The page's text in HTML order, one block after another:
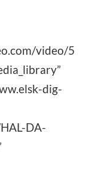
video/5
dig-
DA-